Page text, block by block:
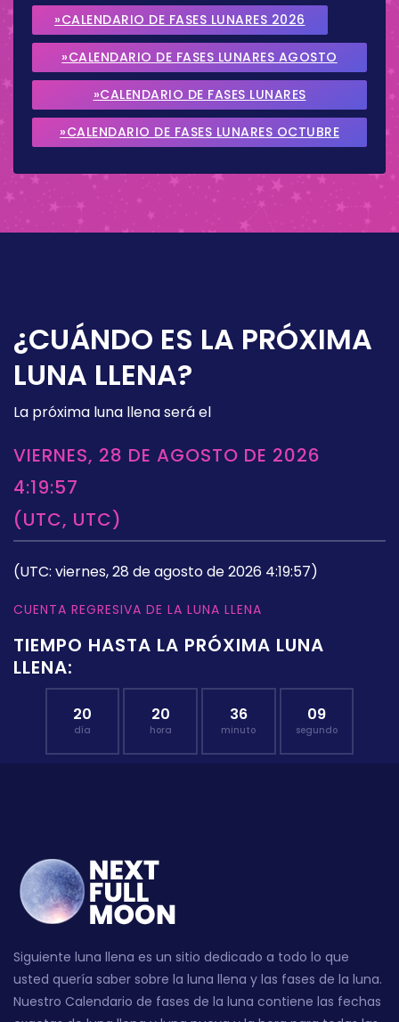
»CALENDARIO DE FASES LUNARES 2026
»CALENDARIO DE FASES LUNARES AGOSTO
2026
»CALENDARIO DE FASES LUNARES
SEPTIEMBRE 2026
»CALENDARIO DE FASES LUNARES OCTUBRE
¿CUÁNDO ES LA PRÓXIMA
LUNA LLENA?
La próxima luna llena será el
VIERNES, 28 DE AGOSTO DE 2026
4:19:57
(UTC, UTC)
(UTC: viernes, 28 de agosto de 2026 4:19:57)
CUENTA REGRESIVA DE LA LUNA LLENA
TIEMPO HASTA LA PRÓXIMA LUNA
LLENA:
20
día
20
hora
36
minuto
08
segundo
Siguiente luna llena es un sitio dedicado a todo lo que
usted quería saber sobre la luna llena y las fases de la luna.
Nuestro Calendario de fases de la luna contiene las fechas